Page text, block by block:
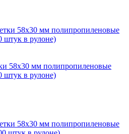
58х30 мм полипропиленовые
штук в рулоне)